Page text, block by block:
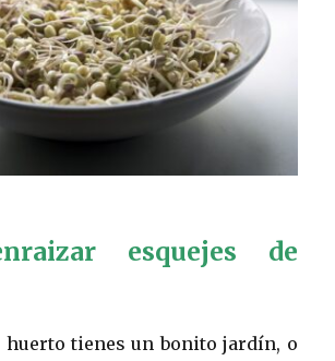
esquejes de
huerto tienes un bonito jardín, o